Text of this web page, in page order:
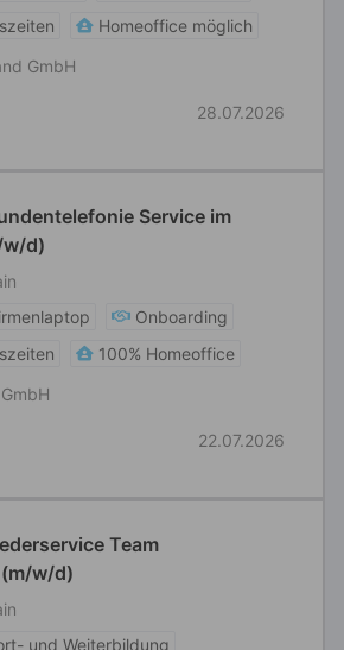
Homeoffice möglich
GmbH
28.07.2026
Service im
w/d)
Onboarding
100% Homeoffice
22.07.2026
Team
w/d)
und Weiterbildung